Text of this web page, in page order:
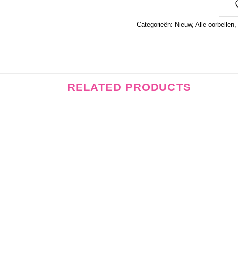
Categorieën: Nieuw, Alle oorbellen
RELATED PRODUCTS